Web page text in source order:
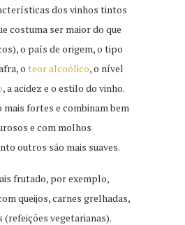
dos vinhos tintos
costuma ser maior do que
o país de origem, o tipo
o teor alcoólico, o nível
, a acidez e o estilo do vinho.
mais fortes e combinam bem
e com molhos
outros são mais suaves.
frutado, por exemplo,
queijos, carnes grelhadas,
(refeições vegetarianas).